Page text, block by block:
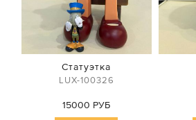
Статуэтка
LUX-100326
15000 РУБ